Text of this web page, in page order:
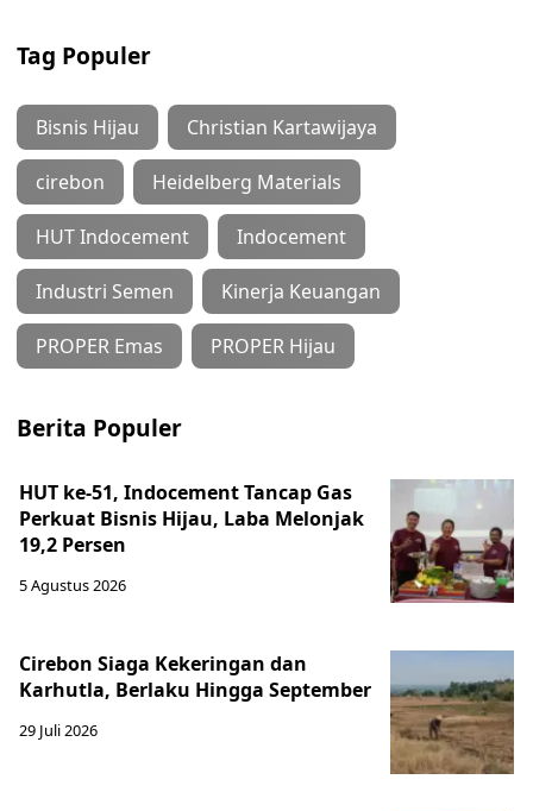
Tag Populer
Bisnis Hijau Christian Kartawijaya
cirebon Heidelberg Materials
HUT Indocement Indocement
Industri Semen Kinerja Keuangan
PROPER Emas PROPER Hijau
Berita Populer
HUT ke-51, Indocement Tancap Gas
Perkuat Bisnis Hijau, Laba Melonjak
19,2 Persen
5 Agustus 2026
Cirebon Siaga Kekeringan dan
Karhutla, Berlaku Hingga September
29 Juli 2026